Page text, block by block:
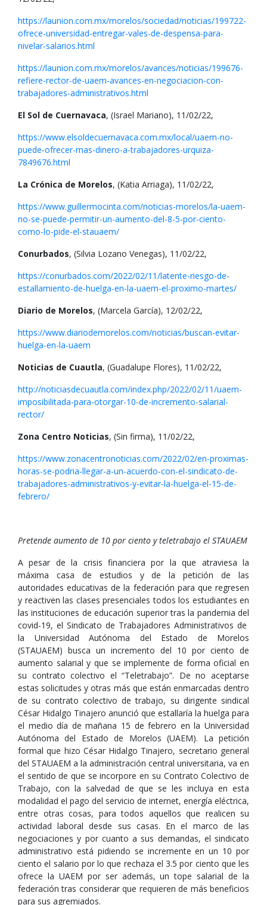
https://launion.com.mx/morelos/sociedad/noticias/199722-
ofrece-universidad-entregar-vales-de-despensa-para-
nivelar-salarios.html
https://launion.com.mx/morelos/avances/noticias/199676-
refiere-rector-de-uaem-avances-en-negociacion-con-
trabajadores-administrativos.html
El Sol de Cuernavaca, (Israel Mariano), 11/02/22,
https://www.elsoldecuernavaca.com.mx/local/uaem-no-
puede-ofrecer-mas-dinero-a-trabajadores-urquiza-
7849676.html
La Crónica de Morelos, (Katia Arriaga), 11/02/22,
https://www.guillermocinta.com/noticias-morelos/la-uaem-
no-se-puede-permitir-un-aumento-del-8-5-por-ciento-
como-lo-pide-el-stauaem/
Conurbados, (Silvia Lozano Venegas), 11/02/22,
https://conurbados.com/2022/02/11/latente-riesgo-de-
estallamiento-de-huelga-en-la-uaem-el-proximo-martes/
Diario de Morelos, (Marcela García), 12/02/22,
https://www.diariodemorelos.com/noticias/buscan-evitar-
huelga-en-la-uaem
Noticias de Cuautla, (Guadalupe Flores), 11/02/22,
http://noticiasdecuautla.com/index.php/2022/02/11/uaem-
imposibilitada-para-otorgar-10-de-incremento-salarial-
rector/
Zona Centro Noticias, (Sin firma), 11/02/22,
https://www.zonacentronoticias.com/2022/02/en-proximas-
horas-se-podria-llegar-a-un-acuerdo-con-el-sindicato-de-
trabajadores-administrativos-y-evitar-la-huelga-el-15-de-
febrero/
Pretende aumento de 10 por ciento y teletrabajo el STAUAEM
A pesar de la crisis financiera por la que atraviesa la
máxima casa de estudios y de la petición de las
autoridades educativas de la federación para que regresen
y reactiven las clases presenciales todos los estudiantes en
las instituciones de educación superior tras la pandemia del
covid-19, el Sindicato de Trabajadores Administrativos de
la Universidad Autónoma del Estado de Morelos
(STAUAEM) busca un incremento del 10 por ciento de
aumento salarial y que se implemente de forma oficial en
su contrato colectivo el “Teletrabajo”. De no aceptarse
estas solicitudes y otras más que están enmarcadas dentro
de su contrato colectivo de trabajo, su dirigente sindical
César Hidalgo Tinajero anunció que estallaría la huelga para
el medio día de mañana 15 de febrero en la Universidad
Autónoma del Estado de Morelos (UAEM). La petición
formal que hizo César Hidalgo Tinajero, secretario general
del STAUAEM a la administración central universitaria, va en
el sentido de que se incorpore en su Contrato Colectivo de
Trabajo, con la salvedad de que se les incluya en esta
modalidad el pago del servicio de internet, energía eléctrica,
entre otras cosas, para todos aquellos que realicen su
actividad laboral desde sus casas. En el marco de las
negociaciones y por cuanto a sus demandas, el sindicato
administrativo está pidiendo se incremente en un 10 por
ciento el salario por lo que rechaza el 3.5 por ciento que les
ofrece la UAEM por ser además, un tope salarial de la
federación tras considerar que requieren de más beneficios
para sus agremiados.